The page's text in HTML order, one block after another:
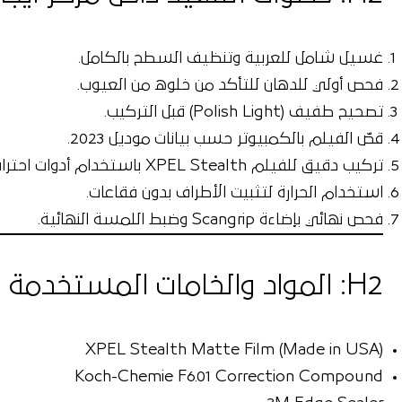
غسيل شامل للعربية وتنظيف السطح بالكامل.
فحص أولي للدهان للتأكد من خلوه من العيوب.
تصحيح طفيف (Polish Light)
قبل التركيب.
قصّ الفيلم بالكمبيوتر حسب بيانات موديل 2023.
تركيب دقيق للفيلم XPEL Stealth
باستخدام أدوات
استخدام الحرارة لتثبيت الأطراف بدون فقاعات.
فحص نهائي بإضاءة Scangrip
وضبط اللمسة النهائية.
H2: المواد والخامات المستخدمة
XPEL Stealth Matte Film (Made in USA)
Koch-Chemie F6.01 Correction Compound